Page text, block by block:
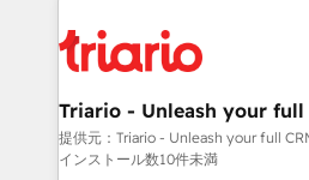
business up for long-term
business. If not now, when?
for driving growth. They are
our customers grow and
their unique business needs.
Blue Frog in the HubSpot
way for customers!" - Yamini Rangan, CEO of
Triario - Unleash your full
提供元：Triario - Unleash your full
インストール数10件未満